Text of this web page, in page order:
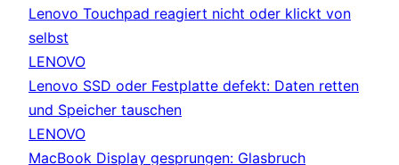
Lenovo Touchpad reagiert nicht oder klickt von
selbst
LENOVO
Lenovo SSD oder Festplatte defekt: Daten retten
und Speicher tauschen
LENOVO
MacBook Display gesprungen: Glasbruch